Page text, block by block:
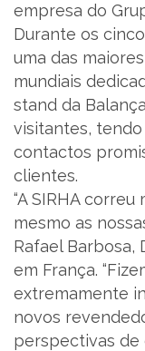
MARQUES
PARCEIROS
NOTÍCIAS
CONTACTOS
RECRUTAMENTO
BLOG
LIVRO DE
empresa do
Durante os
uma das
mundiais
stand da
visitantes,
contactos
clientes.
“A SIRHA
mesmo as
Rafael Barbosa,
em França.
extremamente
novos
perspectivas de